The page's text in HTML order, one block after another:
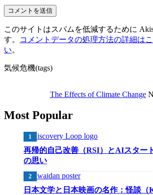
このサイトはスパムを低減するために
す。
コメントデータの処理方法の詳細は
い。
気候危機(tags)
The Effects of Climate Change
Most Popular
再帰的自己改善（RSI）とAIスター
の思い
日本文学と日本映画の名作：怪談（